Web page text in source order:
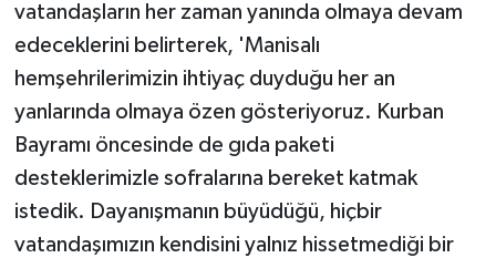
vatandaşların her zaman yanında olmaya devam
edeceklerini belirterek, 'Manisalı
hemşehrilerimizin ihtiyaç duyduğu her an
yanlarında olmaya özen gösteriyoruz. Kurban
Bayramı öncesinde de gıda paketi
desteklerimizle sofralarına bereket katmak
istedik. Dayanışmanın büyüdüğü, hiçbir
vatandaşımızın kendisini yalnız hissetmediği bir